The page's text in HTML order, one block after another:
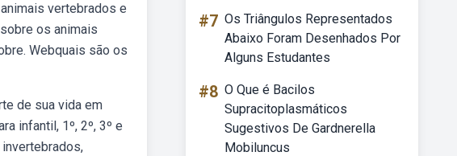
vertebrados e
os animais
Webquais são os
de sua vida em
infantil, 1º, 2º, 3º e
#7 Os Triângulos Representados
Abaixo Foram Desenhados Por
Alguns Estudantes
#8 O Que é Bacilos
Supracitoplasmáticos
Sugestivos De Gardnerella
Mobiluncus